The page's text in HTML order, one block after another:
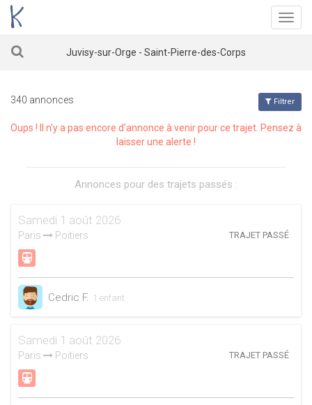
Menu
Juvisy-sur-Orge - Saint-Pierre-des-Corps
340 annonces Filtrer
Oups ! Il n'y a pas encore d'annonce à venir pour ce trajet. Pensez à
laisser une alerte !
Annonces pour des trajets passés :
Samedi 1 août 2026
Paris Poitiers TRAJET PASSÉ
Cedric F. 1 enfant
Samedi 1 août 2026
Paris Poitiers TRAJET PASSÉ